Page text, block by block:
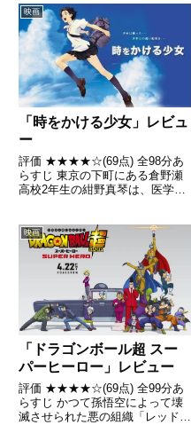
ム）」によって従来の政府は崩壊
し、新たな統治機構「生府」の下
で高度な医療経済社会...
映画
「時をかける少女」レビュ
ー
評価 ★★★★☆(69点) 全98分あ
らすじ 東京の下町にある倉野瀬
高校2年生の紺野真琴は、医学部
イト男子と「遊び仲間」として親
しく付き合っていた。引用-
Wikipedia
映画
「ドラゴンボール超 スー
パーヒーロー」レビュー
評価 ★★★★☆(69点) 全99分あ
らすじ かつて孫悟空によって壊
滅させられた悪の組織「レッドリ